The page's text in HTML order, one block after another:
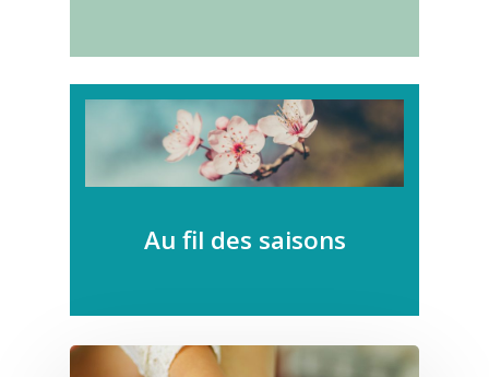
Au fil des saisons